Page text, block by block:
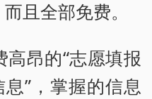
且全部免费。
昂的“志愿填报
”，掌握的信息